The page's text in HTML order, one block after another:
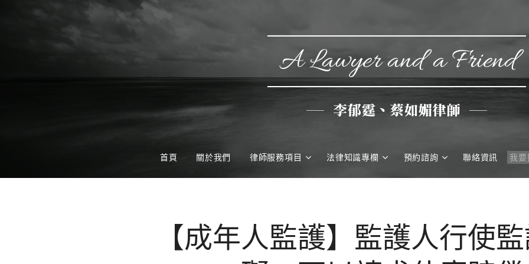
A Lawyer and a Friend
李郁霆、蔡如媚律師
首頁 關於我們 律師服務項目 法律知識專欄 預約諮詢 聯絡資訊
【成年人監護】監護人行使